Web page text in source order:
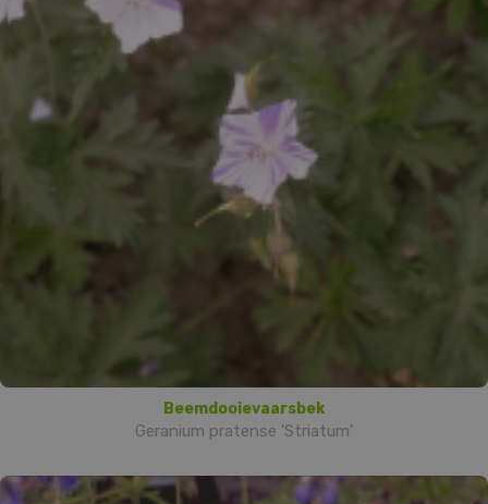
Beemdooievaarsbek
Geranium pratense 'Striatum'